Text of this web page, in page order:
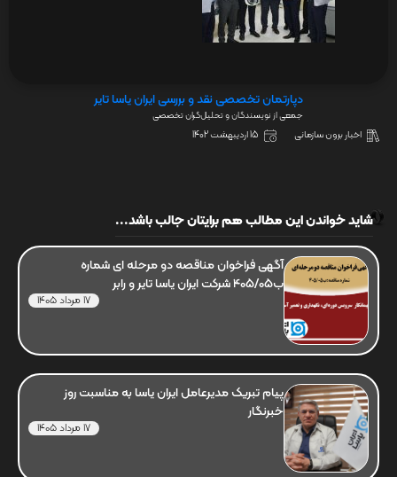
دپارتمان تخصصی نقد و بررسی ایران یاسا تایر
جمعی از نویسندگان و تحلیل‌گران تخصصی
اخبار برون سازمانی 15 اردیبهشت 1402
شاید خواندن این مطالب هم برایتان جالب باشد...
آگهی فراخوان مناقصه دو مرحله ای شماره
ب405/05 شرکت ایران یاسا تایر و رابر
17 مرداد 1405
پیام تبریک مدیرعامل ایران یاسا به مناسبت روز
خبرنگار
17 مرداد 1405